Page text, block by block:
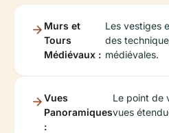
Murs et
Tours
Médiévaux :
Les vestiges
des
médiévales.
Vues
Panoramiques
:
Le point de
vues